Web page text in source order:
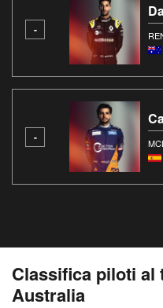
-
-
Classifica piloti al
Australia